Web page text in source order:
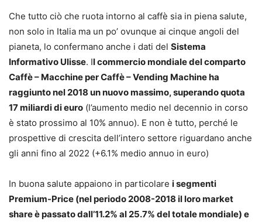
Che tutto ciò che ruota intorno al caffè sia in piena salute,
non solo in Italia ma un po’ ovunque ai cinque angoli del
pianeta, lo confermano anche i dati del Sistema
Informativo Ulisse. Il commercio mondiale del comparto
Caffè – Macchine per Caffè – Vending Machine ha
raggiunto nel 2018 un nuovo massimo, superando quota
17 miliardi di euro (l’aumento medio nel decennio in corso
è stato prossimo al 10% annuo). E non è tutto, perché le
prospettive di crescita dell’intero settore riguardano anche
gli anni fino al 2022 (+6.1% medio annuo in euro)
In buona salute appaiono in particolare i segmenti
Premium-Price (nel periodo 2008-2018 il loro market
share è passato dall’11.2% al 25.7% del totale mondiale) e